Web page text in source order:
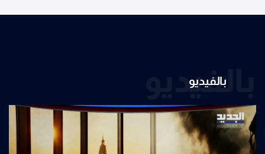
بالفيديو
بالفيديو